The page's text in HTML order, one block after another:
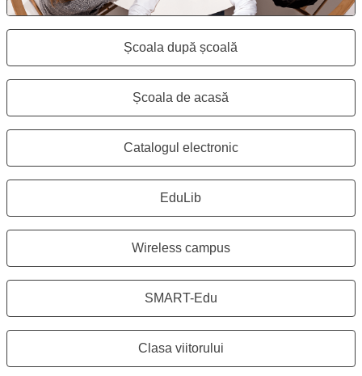
Școala după școală
Se deschide în aceeași
Școala de acasă
Se deschide în aceeași
Catalogul electronic
Se deschide în aceeași
EduLib
Se deschide în aceeași
Wireless campus
Se deschide în aceeași
SMART-Edu
Se deschide în aceeași
Clasa viitorului
Se deschide în aceeași